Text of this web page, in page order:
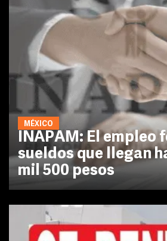
MÉXICO
INAPAM: El empleo
sueldos que llegan
mil 500 pesos